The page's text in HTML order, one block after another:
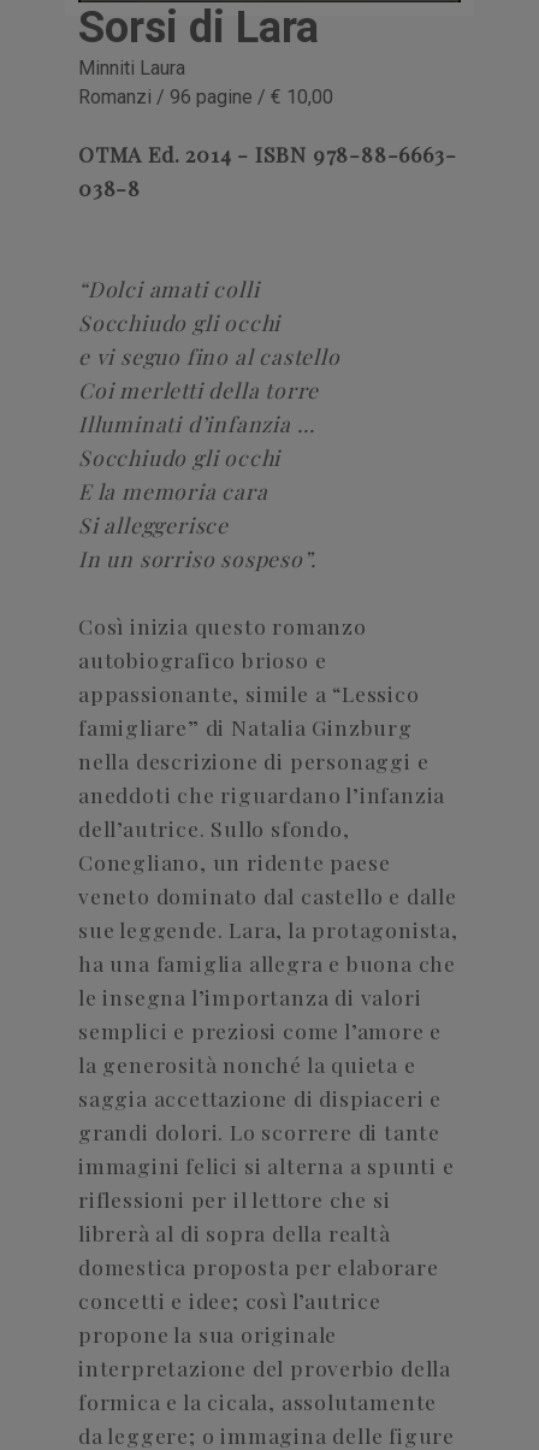
Sorsi di Lara
Minniti Laura
Romanzi / 96 pagine / € 10,00
OTMA Ed. 2014 - ISBN 978-88-6663-
038-8
“Dolci amati colli
Socchiudo gli occhi
e vi seguo fino al castello
Coi merletti della torre
Illuminati d’infanzia …
Socchiudo gli occhi
E la memoria cara
Si alleggerisce
In un sorriso sospeso”.
Così inizia questo romanzo
autobiografico brioso e
appassionante, simile a “Lessico
famigliare” di Natalia Ginzburg
nella descrizione di personaggi e
aneddoti che riguardano l’infanzia
dell’autrice. Sullo sfondo,
Conegliano, un ridente paese
veneto dominato dal castello e dalle
sue leggende. Lara, la protagonista,
ha una famiglia allegra e buona che
le insegna l’importanza di valori
semplici e preziosi come l’amore e
la generosità nonché la quieta e
saggia accettazione di dispiaceri e
grandi dolori. Lo scorrere di tante
immagini felici si alterna a spunti e
riflessioni per il lettore che si
librerà al di sopra della realtà
domestica proposta per elaborare
concetti e idee; così l’autrice
propone la sua originale
interpretazione del proverbio della
formica e la cicala, assolutamente
da leggere; o immagina delle figure